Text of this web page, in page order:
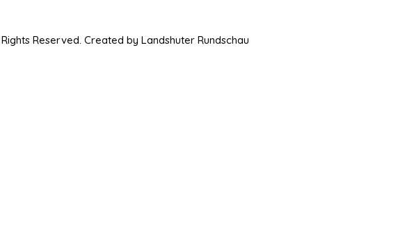
Reserved. Created by Landshuter Rundschau